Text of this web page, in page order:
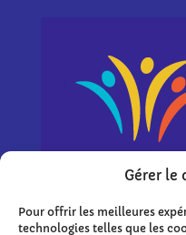
Gérer le
Pour offrir les meilleures
technologies telles que les